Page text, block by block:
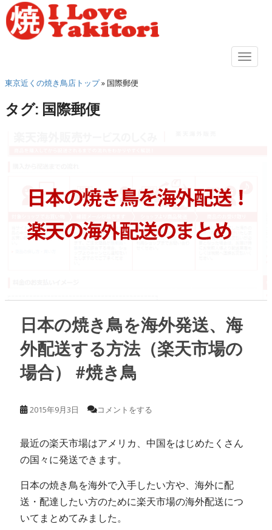
o
m
東京近くの焼き鳥店トップ» 国際郵便
タグ: 国際郵便
日本の焼き鳥を海外発送、海
外配送する方法（楽天市場の
場合） #焼き鳥
2015年9月3日 コメントをする
最近の楽天市場はアメリカ、中国をはじめたくさん
の国々に発送できます。
日本の焼き鳥を海外で入手したい方や、海外に配
送・配達したい方のために楽天市場の海外配送につ
いてまとめてみました。